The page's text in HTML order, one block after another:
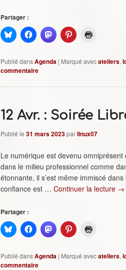
Partager :
Publié dansAgenda | Marqué avecateliers,
commentaire
12 Avr. : Soirée
Publié le 31 mars 2023parlinux07
Le numérique est devenu
dans le milieu professionnel comme
étonnante, il s’est même immiscé
confiance est … Continuer la lecture →
Partager :
Publié dansAgenda | Marqué avecateliers,
commentaire